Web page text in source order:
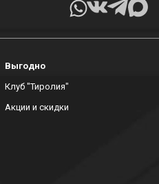
Выгодно
Клуб "Тиролия"
Акции и скидки